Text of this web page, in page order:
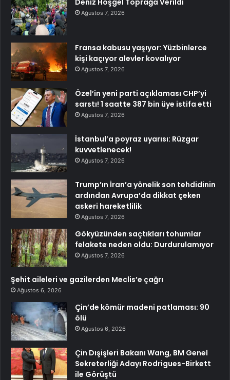
Ağustos 7, 2026
Fransa kabusu yaşıyor: Yüzbinlerce
kişi kaçıyor alevler kovalıyor
Ağustos 7, 2026
Özel’in yeni parti açıklaması CHP’yi
sarstı! 1 saatte 387 bin üye istifa etti
Ağustos 7, 2026
İstanbul’a poyraz uyarısı: Rüzgar
kuvvetlenecek!
Ağustos 7, 2026
Trump’ın İran’a yönelik son tehdidinin
ardından Avrupa’da dikkat çeken
askeri hareketlilik
Ağustos 7, 2026
Gökyüzünden saçtıkları tohumlar
felakete neden oldu: Durdurulamıyor
Ağustos 7, 2026
Şehit aileleri ve gazilerden Meclis’e çağrı
Ağustos 6, 2026
Çin’de kömür madeni patlaması: 90
ölü
Ağustos 6, 2026
Çin Dışişleri Bakanı Wang, BM Genel
Sekreterliği Adayı Rodrigues-Birkett
ile Görüştü